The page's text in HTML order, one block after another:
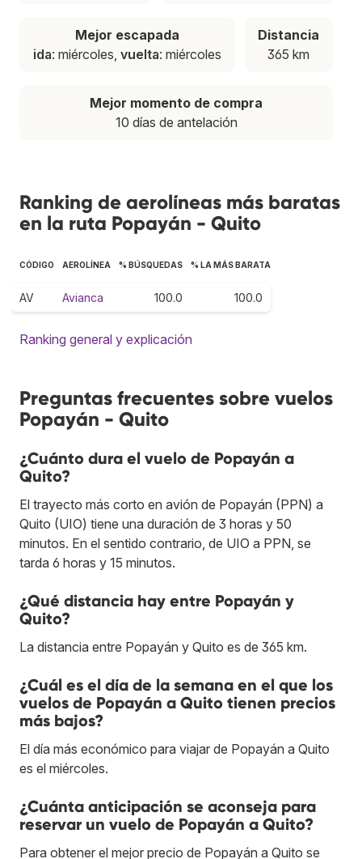
Mejor escapada
ida: miércoles, vuelta: miércoles
Distancia
365 km
Mejor momento de compra
10 días de antelación
Ranking de aerolíneas más baratas
en la ruta Popayán - Quito
CÓDIGO AEROLÍNEA % BÚSQUEDAS % LA MÁS BARATA
AV Avianca 100.0 100.0
Ranking general y explicación
Preguntas frecuentes sobre vuelos
Popayán - Quito
¿Cuánto dura el vuelo de Popayán a
Quito?
El trayecto más corto en avión de Popayán (PPN) a
Quito (UIO) tiene una duración de 3 horas y 50
minutos. En el sentido contrario, de UIO a PPN, se
tarda 6 horas y 15 minutos.
¿Qué distancia hay entre Popayán y
Quito?
La distancia entre Popayán y Quito es de 365 km.
¿Cuál es el día de la semana en el que los
vuelos de Popayán a Quito tienen precios
más bajos?
El día más económico para viajar de Popayán a Quito
es el miércoles.
¿Cuánta anticipación se aconseja para
reservar un vuelo de Popayán a Quito?
Para obtener el mejor precio de Popayán a Quito se